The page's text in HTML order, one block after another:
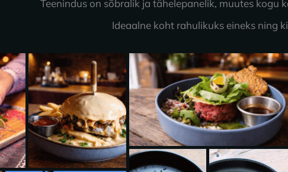
Teenindus on sõbralik ja tähelepanelik, muutes kogu
Ideaalne koht rahulikuks eineks ning